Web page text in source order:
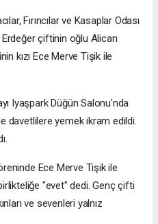
Fırıncılar ve Kasaplar Odası
Erdeğer çiftinin oğlu Alican
kızı Ece Merve Tişik ile
Iyaşpark Düğün Salonu'nda
davetlilere yemek ikram edildi.
Ece Merve Tişik ile
"evet" dedi. Genç çifti
ve sevenleri yalnız